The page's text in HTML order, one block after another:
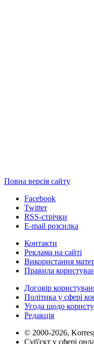
Повна версія сайту
Facebook
Twitter
RSS-стрічки
E-mail розсилка
Контакти
Реклама на сайті
Використання
Правила
Договір
Політика у сфері
Угода щодо
Редакція
© 2000-2026,
Суб'єкт у сфері